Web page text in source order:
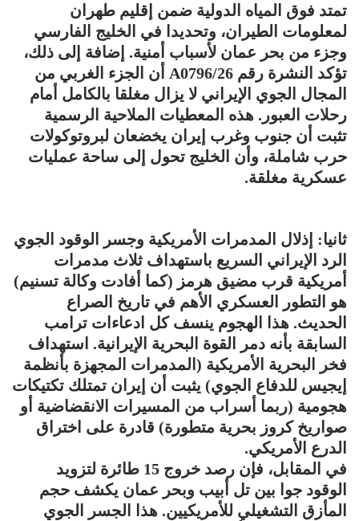
تمتد فوق المياه الدولية ضمن إقليم طهران
لمعلومات الطيران، وتحديدا في الخليج الفارسي
وجزء من بحر عمان لأسباب أمنية. إضافة إلى ذلك،
تؤكد النشرة رقم A0796/26 أن الجزء الغربي من
المجال الجوي الإيراني لا يزال مغلقا بالكامل أمام
رحلات العبور. هذه المعطيات الملاحية الرسمية
تثبت أن جنوب وغرب إيران يخضعان لبروتوكولات
حرب شاملة، وأن الخليج تحول إلى ساحة عمليات
عسكرية مغلقة.
ثانيا: إذلال المدمرات الأمريكية وجسر الوقود الجوي
الرد الإيراني السريع باستهداف ثلاث مدمرات
أمريكية قرب مضيق هرمز (كما أفادت وكالة تسنيم)
هو التطور العسكري الأهم في تاريخ الصراع
الحديث. هذا الهجوم ينسف كل ادعاءات ترامب
السابقة بأنه دمر القوة البحرية الإيرانية. استهداف
فخر البحرية الأمريكية (المدمرات المجهزة بأنظمة
إيجيس للدفاع الجوي) يثبت أن إيران تمتلك تكتيكات
هجومية (ربما أسراب من المسيرات الانقضاضية أو
صواريخ كروز بحرية متطورة) قادرة على اختراق
الدرع الأمريكي.
في المقابل، فإن رصد خروج 15 طائرة لتزويد
الوقود جوا بين تل أبيب وبحر عمان يكشف حجم
المأزق التشغيلي للأمريكيين. هذا الجسر الجوي